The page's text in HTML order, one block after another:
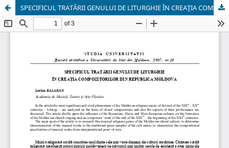
SPECIFICUL TRATĂRII GENULUI DE LITURGHIE ÎN CREAŢIA COMPOZITORILOR DIN REPUBLICA MOLDOVA